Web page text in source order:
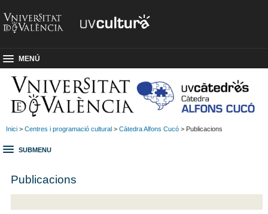
MENÚ
Inici > Centres i programació cultural > Càtedra Alfons Cucó > Publicacions
SUBMENU
Publicacions